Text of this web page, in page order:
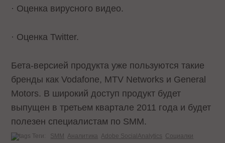
· Оценка вирусного видео.
· Оценка Twitter.
Бета-версией продукта уже пользуются такие
бренды как Vodafone, MTV Networks и General
Motors. В широкий доступ продукт будет
выпущен в третьем квартале 2011 года и будет
полезен специалистам по SMM.
Теги: SMM Аналитика Adobe SocialAnalytics Социалки